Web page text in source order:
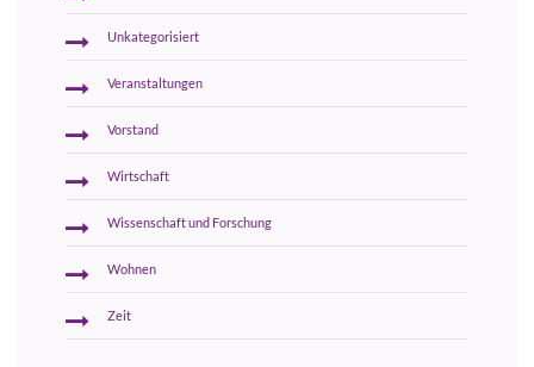
Unkategorisiert
Veranstaltungen
Vorstand
Wirtschaft
Wissenschaft und Forschung
Wohnen
Zeit